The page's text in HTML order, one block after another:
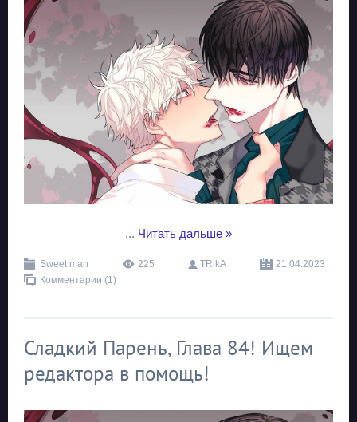
... Читать дальше »
Sweet man 225 TRikA
21.04.2023
Комментарии (1)
Сладкий Парень, Глава 84! Ищем
редактора в помощь!